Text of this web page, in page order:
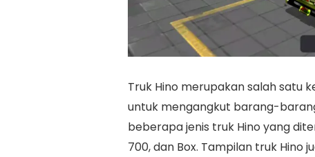
Truk Hino merupakan salah satu
untuk mengangkut barang-
beberapa jenis truk Hino yang
700, dan Box. Tampilan truk